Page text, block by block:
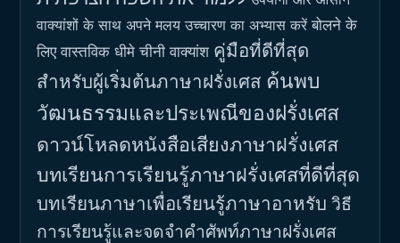
वाक्यांशों के साथ अपने मलय उच्चारण का अभ्यास करें बोलने के
लिए वास्तविक धीमे चीनी वाक्यांश คู่มือที่ดีที่สุด
สำหรับผู้เริ่มต้นภาษาฝรั่งเศส ค้นพบ
วัฒนธรรมและประเพณีของฝรั่งเศส
ดาวน์โหลดหนังสือเสียงภาษาฝรั่งเศส
บทเรียนการเรียนรู้ภาษาฝรั่งเศสที่ดีที่สุด
บทเรียนภาษาเพื่อเรียนรู้ภาษาอาหรับ วิธี
การเรียนรู้และจดจำคำศัพท์ภาษาฝรั่งเศส